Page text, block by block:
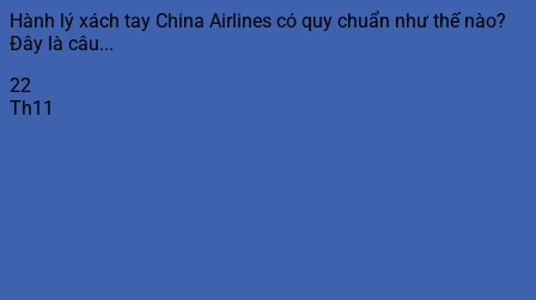
Hành lý xách tay China Airlines có quy chuẩn như thế nào?
Đây là câu...
22
Th11